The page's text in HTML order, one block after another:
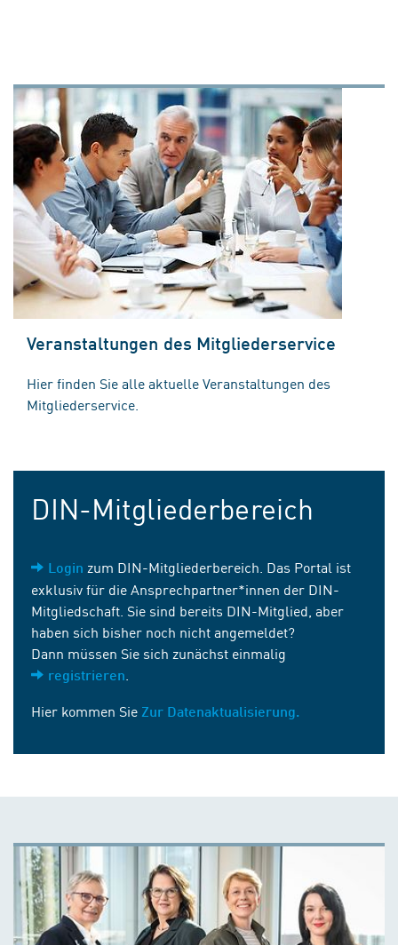
Veranstaltungen des Mitgliederservice
Hier finden Sie alle aktuelle Veranstaltungen des
Mitgliederservice.
DIN-Mitgliederbereich
Login zum DIN-Mitgliederbereich. Das Portal ist
exklusiv für die Ansprechpartner*innen der DIN-
Mitgliedschaft. Sie sind bereits DIN-Mitglied, aber
haben sich bisher noch nicht angemeldet?
Dann müssen Sie sich zunächst einmalig
registrieren
Hier kommen Sie Zur Datenaktualisierung.